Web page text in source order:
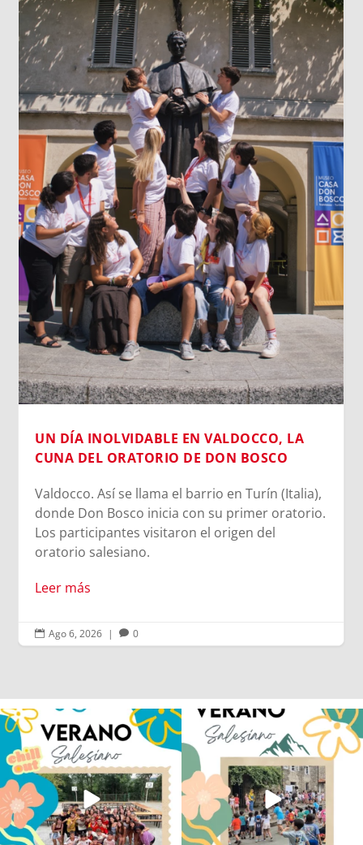
UN DÍA INOLVIDABLE EN VALDOCCO, LA
CUNA DEL ORATORIO DE DON BOSCO
Valdocco. Así se llama el barrio en Turín (Italia),
donde Don Bosco inicia con su primer oratorio.
Los participantes visitaron el origen del
oratorio salesiano.
Leer más
 Ago 6, 2026 |  0
Los alumnos de 6º de Primaria, 1º y 2º
de la ESO...
145 2
La diversión y la alegría también se han
sentido...
95 0